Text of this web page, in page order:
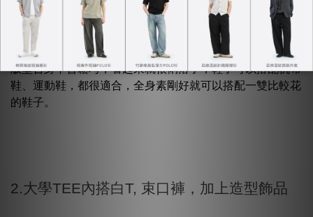
因為JERSCY的版型好看的關係，其實直接單穿就挺好看，
版型合身不會鬆垮，看起來就很俐落了，鞋子可以搭配帆布
鞋、運動鞋，都很適合，全身素剛好就可以搭配一雙比較花
的鞋子。
2.大學TEE內搭白T, 束口褲，加上造型飾品